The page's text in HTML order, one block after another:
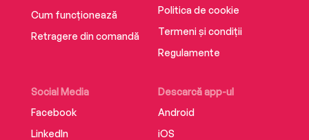
Cum funcționează
Retragere din comandă
Social Media
Facebook
LinkedIn
Descarcă app-ul
Android
iOS
Politica de cookie
Termeni și condiții
Regulamente